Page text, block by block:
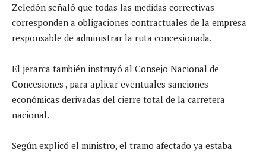
Zeledón señaló que todas las medidas correctivas
corresponden a obligaciones contractuales de la empresa
responsable de administrar la ruta concesionada.
El jerarca también instruyó al Consejo Nacional de
Concesiones , para aplicar eventuales sanciones
económicas derivadas del cierre total de la carretera
nacional.
Según explicó el ministro, el tramo afectado ya estaba